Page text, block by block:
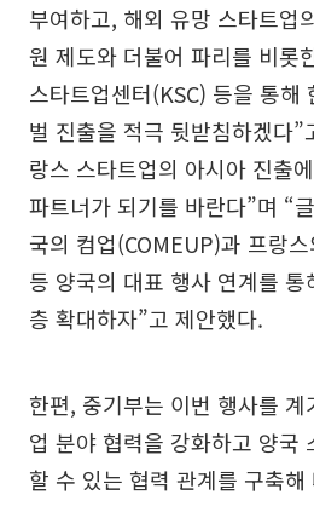
부여하고, 해외 유망 스타트업
원 제도와 더불어 파리를 비롯
스타트업센터(KSC) 등을 통해
벌 진출을 적극 뒷받침하겠다
랑스 스타트업의 아시아 진출
파트너가 되기를 바란다”며 “
국의 컴업(COMEUP)과 프랑
등 양국의 대표 행사 연계를
층 확대하자”고 제안했다.
한편, 중기부는 이번 행사를 계
업 분야 협력을 강화하고 양국
할 수 있는 협력 관계를 구축해